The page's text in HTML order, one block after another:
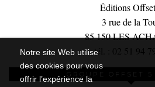
Notre site Web utilise
des cookies pour vous
offrir l’expérience la
Éditions
3 rue de la
85 150 LES
tél. : 02 51 94
GROUPE OFFSET